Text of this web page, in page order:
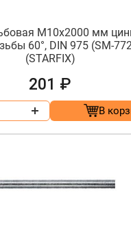
М10х2000 мм
60°, DIN 975 (SM-
(STARFIX)
201 ₽
В